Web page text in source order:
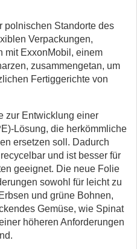
polnischen Standorte des
Verpackungen,
mit ExxonMobil, einem
zusammengetan, um
Fertiggerichte von
zur Entwicklung einer
Lösung, die herkömmliche
ersetzen soll. Dadurch
und ist besser für
geeignet. Die neue Folie
sowohl für leicht zu
und grüne Bohnen,
Gemüse, wie Spinat
höheren Anforderungen